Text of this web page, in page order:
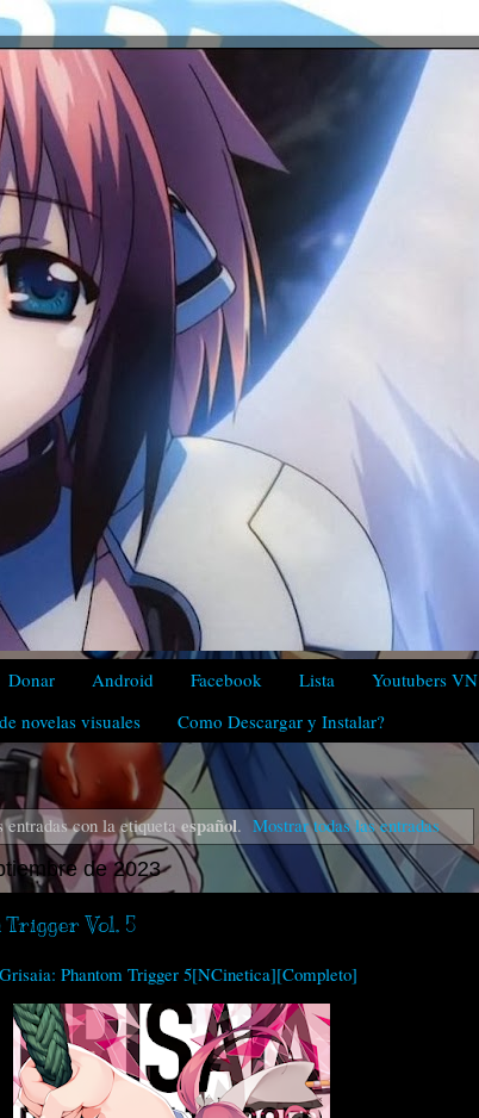
Donar Android Facebook Lista
Youtubers VN
novelas visuales Como Descargar y Instalar?
entradas con la etiqueta español. Mostrar todas las entradas
de 2023
Vol. 5
Grisaia: Phantom Trigger 5[NCinetica][Completo]